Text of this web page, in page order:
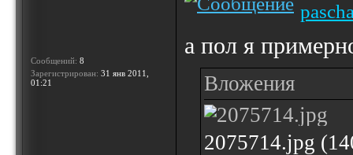
Сообщений: 8
Зарегистрирован: 31 янв 2011,
01:21
а пол я
Вложения
2075714.jpg